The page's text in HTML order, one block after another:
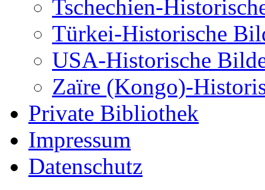
Tschechien-
Türkei-Historische
USA-Historische
Zaïre (Kongo)-
Private Bibliothek
Impressum
Datenschutz